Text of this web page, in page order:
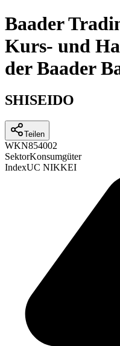
Baader
Kurs- und
der Baader
SHISEIDO
Teilen
WKN854002
SektorKonsumgüter
IndexUC NIKKEI